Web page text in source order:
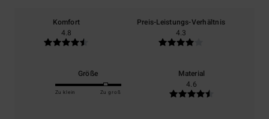
Komfort
4.8
Preis-Leistungs-Verhältnis
4.3
Größe
Zu klein Zu groß
Material
4.6